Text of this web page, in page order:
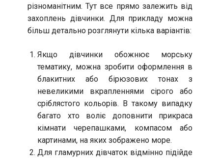
різноманітним. Тут все прямо залежить від
захоплень дівчинки. Для прикладу можна
більш детально розглянути кілька варіантів:
Якщо дівчинки обожнює морську
тематику, можна зробити оформлення в
блакитних або бірюзових тонах з
невеликими вкрапленнями сірого або
сріблястого кольорів. В такому випадку
багато хто воліє доповнити прикраса
кімнати черепашками, компасом або
картинами, на яких зображено море.
Для гламурних дівчаток відмінно підійде